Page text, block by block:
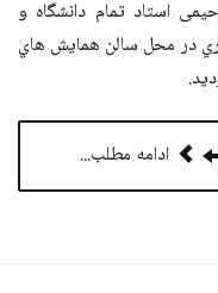
استاد تمام دانشگاه و
در محل سالن همايش هاي
ادامه مطلب...